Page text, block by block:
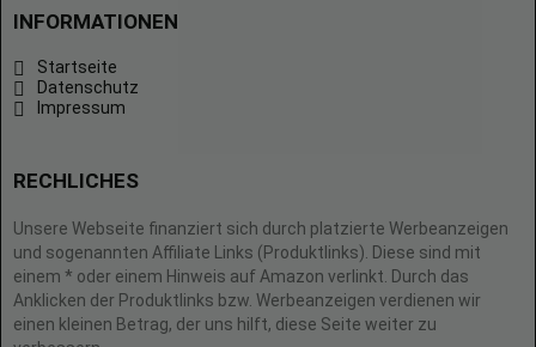
INFORMATIONEN
Startseite
Datenschutz
Impressum
RECHLICHES
Unsere Webseite finanziert sich durch platzierte Werbeanzeigen
und sogenannten Affiliate Links (Produktlinks). Diese sind mit
einem * oder einem Hinweis auf Amazon verlinkt. Durch das
Anklicken der Produktlinks bzw. Werbeanzeigen verdienen wir
einen kleinen Betrag, der uns hilft, diese Seite weiter zu